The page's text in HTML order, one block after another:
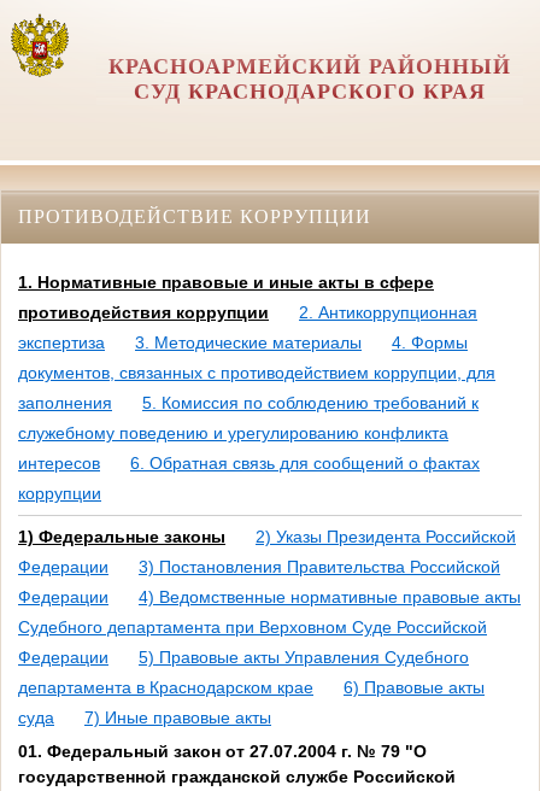
КРАСНОАРМЕЙСКИЙ РАЙОННЫЙ
СУД КРАСНОДАРСКОГО КРАЯ
ПРОТИВОДЕЙСТВИЕ КОРРУПЦИИ
1. Нормативные правовые и иные акты в сфере
противодействия коррупции
2. Антикоррупционная
экспертиза
3. Методические материалы
4. Формы
документов, связанных с противодействием коррупции, для
заполнения
5. Комиссия по соблюдению требований к
служебному поведению и урегулированию конфликта
интересов
6. Обратная связь для сообщений о фактах
коррупции
1) Федеральные законы
2) Указы Президента Российской
Федерации
3) Постановления Правительства Российской
Федерации
4) Ведомственные нормативные правовые акты
Судебного департамента при Верховном Суде Российской
Федерации
5) Правовые акты Управления Судебного
департамента в Краснодарском крае
6) Правовые акты
суда
7) Иные правовые акты
01. Федеральный закон от 27.07.2004 г. № 79 "О
государственной гражданской службе Российской